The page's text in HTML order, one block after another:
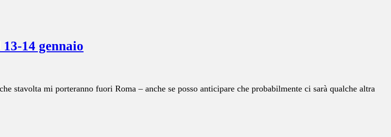
14 gennaio
stavolta mi porteranno fuori Roma – anche se posso anticipare che probabilmente ci sarà qualche altra